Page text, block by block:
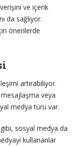
ve içerik
da sağlıyor.
önerilerde
artırabiliyor.
veya
medya türü var.
sosyal medya da
kullananlar